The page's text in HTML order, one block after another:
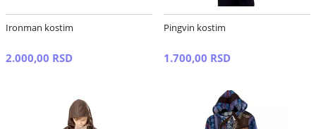
Ironman kostim
2.000,00 RSD
Pingvin kostim
1.700,00 RSD